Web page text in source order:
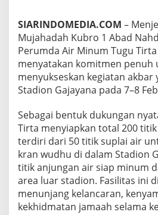
R
A
N
U
D
H
T
U
G
U
T
I
R
T
A
SIARINDOMEDIA.COM –
Mujahadah Kubro 1 Abad
Perumda Air Minum Tugu
menyatakan komitmen
menyukseskan kegiatan akbar
Stadion Gajayana pada 7–8
Sebagai bentuk dukungan
Tirta menyiapkan total 200
terdiri dari 50 titik suplai air
kran wudhu di dalam Stadion
titik anjungan air siap minum
area luar stadion. Fasilitas ini
menunjang kelancaran,
kekhidmatan jamaah selama